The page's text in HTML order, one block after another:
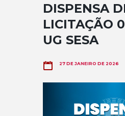
DISPENSA
LICITAÇÃO
UG SESA
27 DE JANEIRO DE 2026